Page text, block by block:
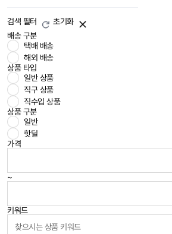
검색 필터
초기화
배송 구분
택배 배송
해외 배송
상품 타입
일반 상품
직구 상품
직수입 상품
상품 구분
일반
핫딜
가격
~
키워드